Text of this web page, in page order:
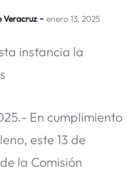
Veracruz enero 13, 2025
instancia la
En cumplimiento
este 13 de
la Comisión